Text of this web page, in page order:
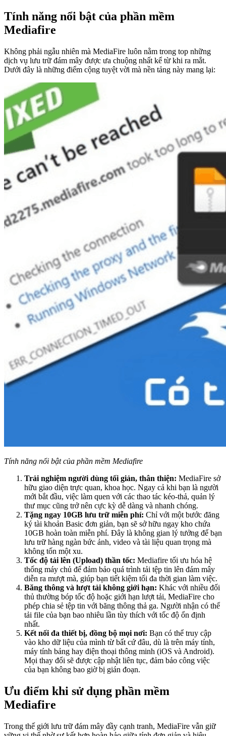
Tính năng nổi bật của phần mềm
Mediafire
Không phải ngẫu nhiên mà MediaFire luôn nằm trong top những
dịch vụ lưu trữ đám mây được ưa chuộng nhất kể từ khi ra mắt.
Dưới đây là những điểm cộng tuyệt vời mà nền tảng này mang lại:
Tính năng nổi bật của phần mềm Mediafire
Trải nghiệm người dùng tối giản, thân thiện: MediaFire sở
hữu giao diện trực quan, khoa học. Ngay cả khi bạn là người
mới bắt đầu, việc làm quen với các thao tác kéo-thả, quản lý
thư mục cũng trở nên cực kỳ dễ dàng và nhanh chóng.
Tặng ngay 10GB lưu trữ miễn phí: Chỉ với một bước đăng
ký tài khoản Basic đơn giản, bạn sẽ sở hữu ngay kho chứa
10GB hoàn toàn miễn phí. Đây là không gian lý tưởng để bạn
lưu trữ hàng ngàn bức ảnh, video và tài liệu quan trọng mà
không tốn một xu.
Tốc độ tải lên (Upload) thần tốc: Mediafire tối ưu hóa hệ
thống máy chủ để đảm bảo quá trình tải tệp tin lên đám mây
diễn ra mượt mà, giúp bạn tiết kiệm tối đa thời gian làm việc.
Băng thông và lượt tải không giới hạn: Khác với nhiều đối
thủ thường bóp tốc độ hoặc giới hạn lượt tải, MediaFire cho
phép chia sẻ tệp tin với băng thông thả ga. Người nhận có thể
tải file của bạn bao nhiêu lần tùy thích với tốc độ ổn định
nhất.
Kết nối đa thiết bị, đồng bộ mọi nơi: Bạn có thể truy cập
vào kho dữ liệu của mình từ bất cứ đâu, dù là trên máy tính,
máy tính bảng hay điện thoại thông minh (iOS và Android).
Mọi thay đổi sẽ được cập nhật liên tục, đảm bảo công việc
của bạn không bao giờ bị gián đoạn.
Ưu điểm khi sử dụng phần mềm
Mediafire
Trong thế giới lưu trữ đám mây đầy cạnh tranh, MediaFire vẫn giữ